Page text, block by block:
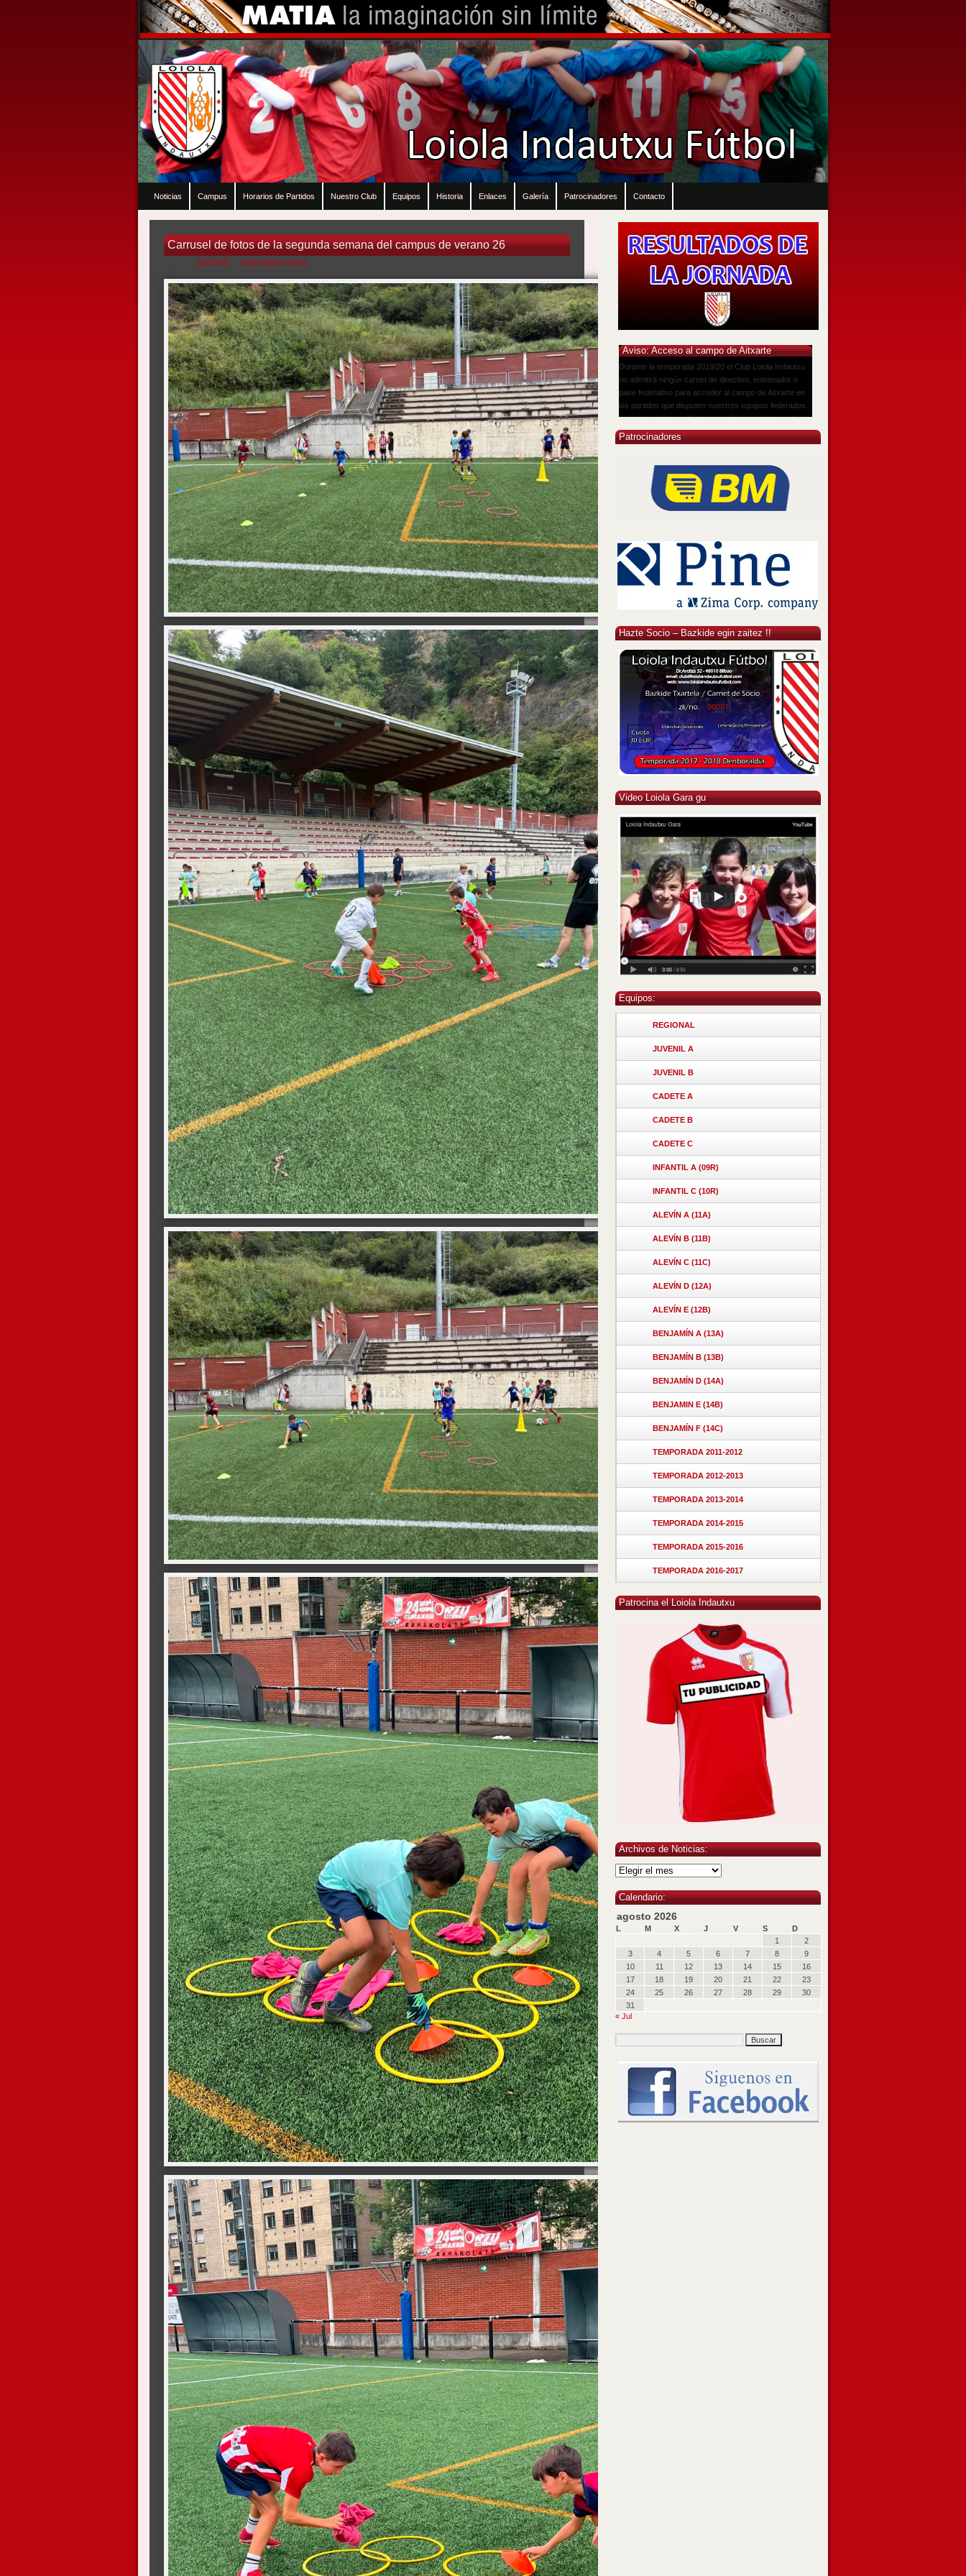
Noticias Campus Horarios de Partidos Nuestro Club Equipos Historia Enlaces Galería Patrocinadores Contacto
Carrusel de fotos de la segunda semana del campus de verano 26
04/07/2026 Loiola Indautxu Futbol
Aviso: Acceso al campo de Aitxarte
Durante la temporada 2019/20 el Club Loiola Indautxu
no admitirá ningún carnet de directivo, entrenador o
pase federativo para acceder al campo de Aitxarte en
los partidos que disputen nuestros equipos federados.
Los enternadores, directivos o técnicos interesados
en acceder a algún partido deberán solicitar por
adelantado la invitación por email a
Patrocinadores
Hazte Socio – Bazkide egin zaitez !!
Video Loiola Gara gu
Equipos:
REGIONAL
JUVENIL A
JUVENIL B
CADETE A
CADETE B
CADETE C
INFANTIL A (09R)
INFANTIL C (10R)
ALEVÍN A (11A)
ALEVÍN B (11B)
ALEVÍN C (11C)
ALEVÍN D (12A)
ALEVÍN E (12B)
BENJAMÍN A (13A)
BENJAMÍN B (13B)
BENJAMÍN D (14A)
BENJAMIN E (14B)
BENJAMÍN F (14C)
TEMPORADA 2011-2012
TEMPORADA 2012-2013
TEMPORADA 2013-2014
TEMPORADA 2014-2015
TEMPORADA 2015-2016
TEMPORADA 2016-2017
Patrocina el Loiola Indautxu
Archivos de Noticias:
Calendario:
agosto 2026
L M X J V S
D
1
2
3
4 5 6 7 8
9
10
11 12 13 14 15
16
17
18 19 20 21 22
23
24
25 26 27 28 29
30
31
« Jul